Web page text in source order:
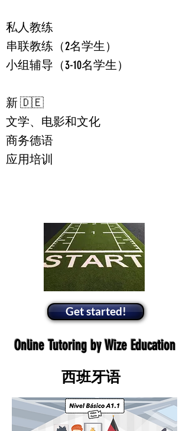
私人教练
串联教练（2名学生）
小组辅导（3-10名学生）
新🇩🇪
文学、电影和文化
商务德语
应用培训
Get started!
Online Tutoring by Wize Education
西班牙语